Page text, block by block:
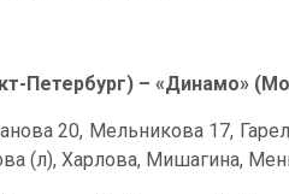
Петербург) – «Динамо»
20, Мельникова 17,
(л), Харлова, Мишагина,